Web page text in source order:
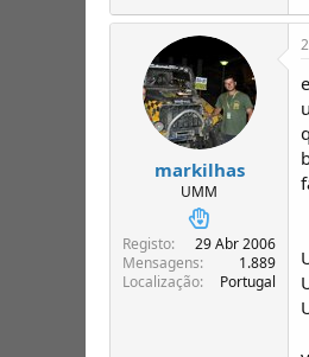
markilhas
UMM
Registo
29 Abr 2006
Mensagens
1.889
Localização
Portugal